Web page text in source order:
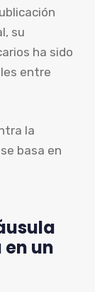
su
ha sido
entre
la
basa en
en un